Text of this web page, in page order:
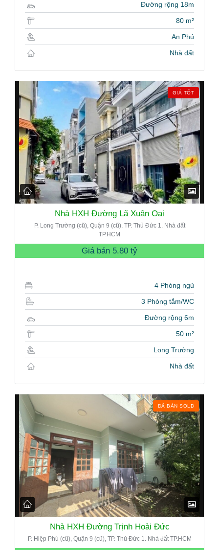
Đường rộng 18m
80 m²
An Phú
Nhà đất
GIÁ TỐT
Nhà HXH Đường Lã Xuân Oai
P. Long Trường (cũ), Quận 9 (cũ), TP. Thủ Đức 1. Nhà đất
TP.HCM
Giá bán 5.80 tỷ
4 Phòng ngủ
3 Phòng tắm/WC
Đường rộng 6m
50 m²
Long Trường
Nhà đất
ĐÃ BÁN SOLD
Nhà HXH Đường Trịnh Hoài Đức
P. Hiệp Phú (cũ), Quận 9 (cũ), TP. Thủ Đức 1. Nhà đất TP.HCM